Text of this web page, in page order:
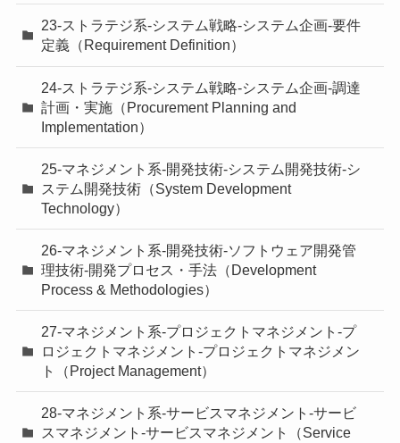
23-ストラテジ系-システム戦略-システム企画-要件
定義（Requirement Definition）
24-ストラテジ系-システム戦略-システム企画-調達
計画・実施（Procurement Planning and
Implementation）
25-マネジメント系-開発技術-システム開発技術-シ
ステム開発技術（System Development
Technology）
26-マネジメント系-開発技術-ソフトウェア開発管
理技術-開発プロセス・手法（Development
Process & Methodologies）
27-マネジメント系-プロジェクトマネジメント-プ
ロジェクトマネジメント-プロジェクトマネジメン
ト（Project Management）
28-マネジメント系-サービスマネジメント-サービ
スマネジメント-サービスマネジメント（Service